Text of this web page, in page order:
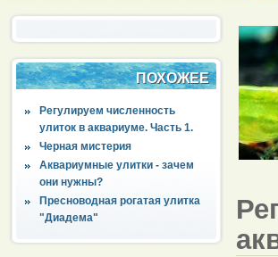
ПОХОЖЕЕ
Регулируем численность
улиток в аквариуме. Часть 1.
Черная мистерия
Аквариумные улитки - зачем
они нужны?
Пресноводная рогатая улитка
"Диадема"